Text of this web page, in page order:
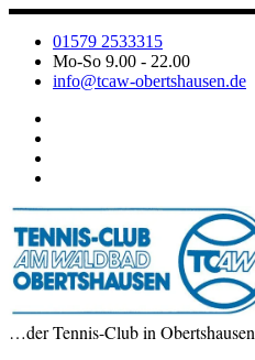
Zum
Inhalt
springen
01579 2533315
Mo-So 9.00 - 22.00
info@tcaw-obertshausen.de
…der Tennis-Club in Obertshausen